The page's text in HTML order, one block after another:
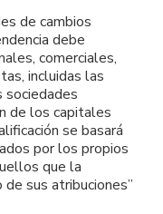
de cambios
debe
comerciales,
incluidas las
sociedades
de los capitales
se basará
por los propios
que la
sus atribuciones”